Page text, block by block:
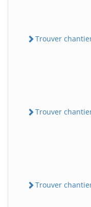
Trouver
Trouver
Trouver